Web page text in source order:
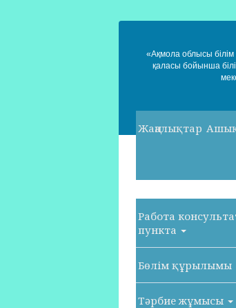
«Ақмола облысы
қаласы бойынша
Жаңалықтар
Работа
пункта
Бөлім құрылымы
Тәрбие жұмысы